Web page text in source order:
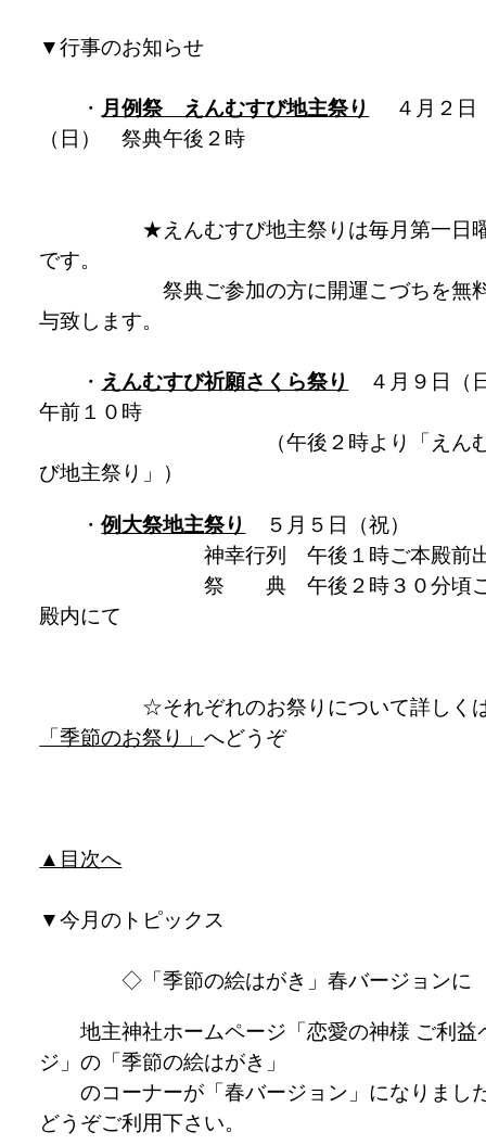
▼行事のお知らせ
・ 月例祭 えんむすび地主祭り
４月２日
（日） 祭典午後２時
★えんむすび地主祭りは毎月第一日
です。
祭典ご参加の方に開運こづちを無
与致します。
・ えんむすび祈願さくら祭り
４月９日（
午前１０時
（午後２時より「えんむ
び地主祭り」）
・例大祭地主祭り
５月５日（祝）
神幸行列 午後１時ご本殿前出
祭 典 午後２時３０分頃ご
殿内にて
☆それぞれのお祭りについて詳しく
「季節のお祭り」へどうぞ
▲目次へ
▼今月のトピックス
◇「季節の絵はがき」春バージョンに
地主神社ホームページ「恋愛の神様 ご利益
ジ」の「季節の絵はがき」
のコーナーが「春バージョン」になりまし
どうぞご利用下さい。